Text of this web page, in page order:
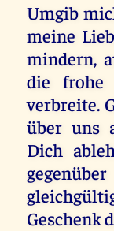
Umgib
meine
mindern,
die frohe
verbreite.
über uns
Dich
Geschenk